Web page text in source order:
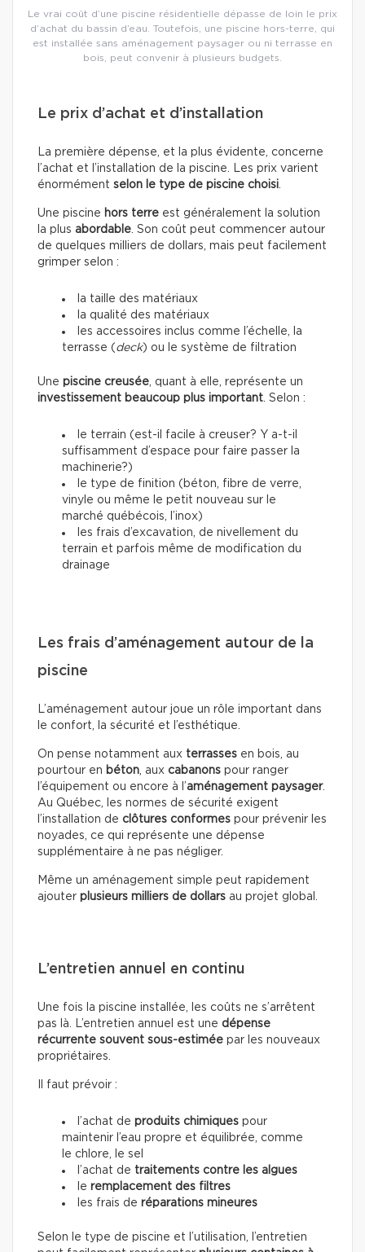
Le vrai coût d’une piscine résidentielle dépasse de loin le prix
d’achat du bassin d’eau. Toutefois, une piscine hors-terre, qui
est installée sans aménagement paysager ou ni terrasse en
bois, peut convenir à plusieurs budgets.
Le prix d’achat et d’installation
La première dépense, et la plus évidente, concerne
l’achat et l’installation de la piscine. Les prix varient
énormément selon le type de piscine choisi.
Une piscine hors terre est généralement la solution
la plus abordable. Son coût peut commencer autour
de quelques milliers de dollars, mais peut facilement
grimper selon :
la taille des matériaux
la qualité des matériaux
les accessoires inclus comme l’échelle, la
terrasse ( deck) ou le système de filtration
Une piscine creusée, quant à elle, représente un
investissement beaucoup plus important. Selon :
le terrain (est-il facile à creuser? Y a-t-il
suffisamment d’espace pour faire passer la
machinerie?)
le type de finition (béton, fibre de verre,
vinyle ou même le petit nouveau sur le
marché québécois, l’inox)
les frais d’excavation, de nivellement du
terrain et parfois même de modification du
drainage
Les frais d’aménagement autour de la
piscine
L’aménagement autour joue un rôle important dans
le confort, la sécurité et l’esthétique.
On pense notamment aux terrasses en bois, au
pourtour en béton, aux cabanons pour ranger
l’équipement ou encore à l’aménagement paysager.
Au Québec, les normes de sécurité exigent
l’installation de clôtures conformes pour prévenir les
noyades, ce qui représente une dépense
supplémentaire à ne pas négliger.
Même un aménagement simple peut rapidement
ajouter plusieurs milliers de dollars au projet global.
L’entretien annuel en continu
Une fois la piscine installée, les coûts ne s’arrêtent
pas là. L’entretien annuel est une dépense
récurrente souvent sous-estimée par les nouveaux
propriétaires.
Il faut prévoir :
l’achat de produits chimiques pour
maintenir l’eau propre et équilibrée, comme
le chlore, le sel
l’achat de traitements contre les algues
le remplacement des filtres
les frais de réparations mineures
Selon le type de piscine et l’utilisation, l’entretien